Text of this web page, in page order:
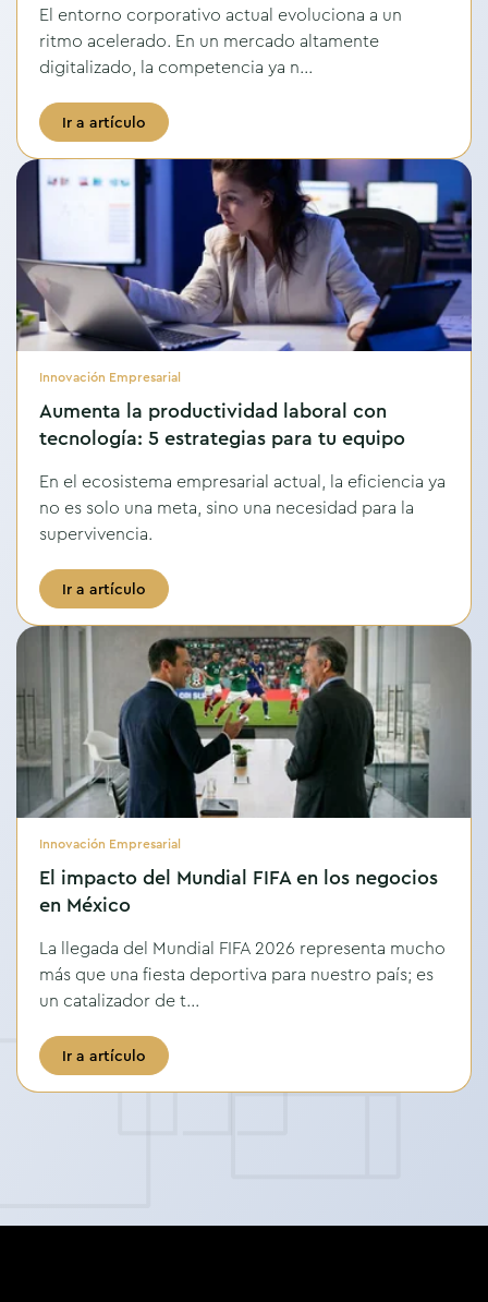
El entorno corporativo actual evoluciona a un
ritmo acelerado. En un mercado altamente
digitalizado, la competencia ya n...
Ir a artículo
Innovación Empresarial
Aumenta la productividad laboral con
tecnología: 5 estrategias para tu equipo
En el ecosistema empresarial actual, la eficiencia ya
no es solo una meta, sino una necesidad para la
supervivencia.
Ir a artículo
Innovación Empresarial
El impacto del Mundial FIFA en los negocios
en México
La llegada del Mundial FIFA 2026 representa mucho
más que una fiesta deportiva para nuestro país; es
un catalizador de t...
Ir a artículo